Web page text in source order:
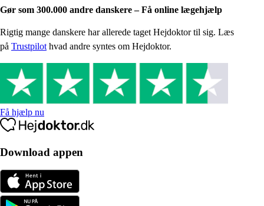
Gør som 300.000 andre danskere – Få online lægehjælp
Rigtig mange danskere har allerede taget Hejdoktor til sig. Læs
på Trustpilot hvad andre syntes om Hejdoktor.
Få hjælp nu
Download appen